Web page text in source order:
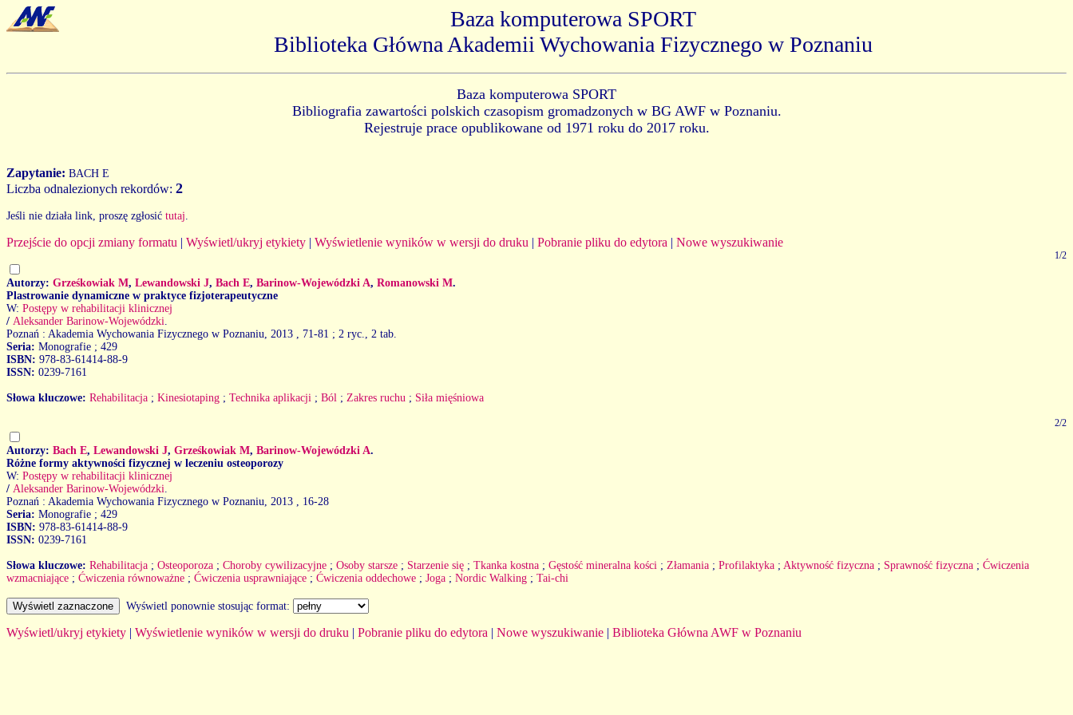
Baza komputerowa SPORT
Biblioteka Główna Akademii Wychowania Fizycznego w Poznaniu
Baza komputerowa SPORT
Bibliografia zawartości polskich czasopism gromadzonych w BG AWF w Poznaniu.
Rejestruje prace opublikowane od 1971 roku do 2017 roku.
Zapytanie: BACH E
Liczba odnalezionych rekordów: 2
Jeśli nie działa link, proszę zgłosić tutaj
Przejście do opcji zmiany formatu | Wyświetl/ukryj etykiety | Wyświetlenie wyników w wersji do druku | Pobranie pliku do edytora | Nowe wyszukiwanie
1/2
Autorzy: Grześkowiak M, Lewandowski J, Bach E, Barinow-Wojewódzki A, Romanowski M.
Plastrowanie dynamiczne w praktyce fizjoterapeutyczne
W: Postępy w rehabilitacji klinicznej
/ Aleksander Barinow-Wojewódzki
Poznań : Akademia Wychowania Fizycznego w Poznaniu, 2013
, 71-81 ; 2 ryc., 2 tab.
Seria: Monografie ; 429
ISBN: 978-83-61414-88-9
ISSN: 0239-7161
Słowa kluczowe: Rehabilitacja ; Kinesiotaping ; Technika aplikacji ; Ból ; Zakres ruchu ; Siła mięśniowa
2/2
Autorzy: Bach E, Lewandowski J, Grześkowiak M, Barinow-Wojewódzki A.
Różne formy aktywności fizycznej w leczeniu osteoporozy
W: Postępy w rehabilitacji klinicznej
/ Aleksander Barinow-Wojewódzki
Poznań : Akademia Wychowania Fizycznego w Poznaniu, 2013
, 16-28
Seria: Monografie ; 429
ISBN: 978-83-61414-88-9
ISSN: 0239-7161
Słowa kluczowe: Rehabilitacja ; Osteoporoza ; Choroby cywilizacyjne ; Osoby starsze ; Starzenie się ; Tkanka kostna ; Gęstość mineralna kości ; Złamania ; Profilaktyka ; Aktywność fizyczna ; Sprawność fizyczna ; Ćwiczenia
wzmacniające ; Ćwiczenia równoważne ; Ćwiczenia usprawniające ; Ćwiczenia oddechowe ; Joga ; Nordic Walking ; Tai-chi
Wyświetl ponownie stosując format:
Wyświetl/ukryj etykiety | Wyświetlenie wyników w wersji do druku | Pobranie pliku do edytora | Nowe wyszukiwanie | Biblioteka Główna AWF w Poznaniu